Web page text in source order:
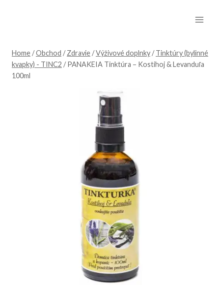
Home /Obchod / Zdravie /Výživové doplnky / Tinktúry (bylinné
kvapky) - TINC2 / PANAKEIA Tinktúra – Kostihoj & Levanduľa
100ml